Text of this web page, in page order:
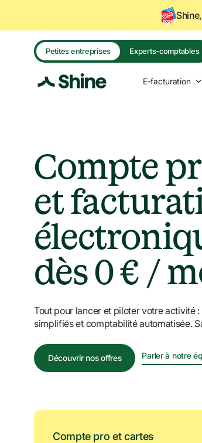
Petites entreprises Experts-comptables
E-facturation
Compte
et
dès 0 € /
Tout pour lancer et piloter votre activité
simplifiés et comptabilité automatisée.
Découvrir nos offres Parler à notre
Compte pro et cartes